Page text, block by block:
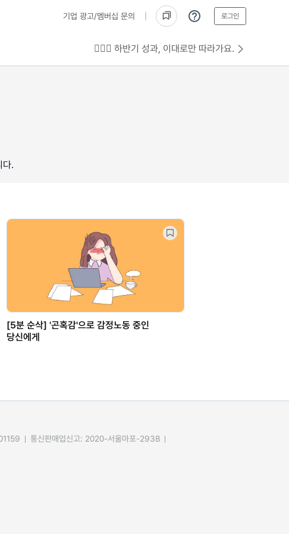
기업 광고/멤버십 문의 로그인
💁🏻‍♂️ 하반기 성과, 이대로만 따라가요.
다.
[5분 순삭] '곤혹감'으로 감정노동 중인
당신에게
통신판매업신고: 2020-서울마포-2938